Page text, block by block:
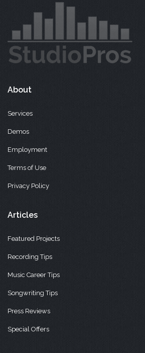
About
Services
Demos
Employment
Terms of Use
Privacy Policy
Articles
Featured Projects
Recording Tips
Music Career Tips
Songwriting Tips
Press Reviews
Special Offers